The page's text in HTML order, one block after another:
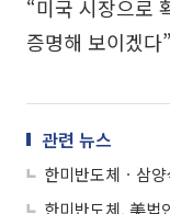
“미국 시장으로
증명해 보이겠다
관련 뉴스
한미반도체ㆍ삼
한미반도체, 美법